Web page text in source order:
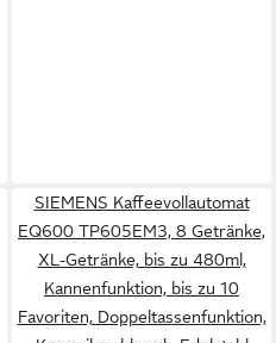
SIEMENS Kaffeevollautomat
EQ600 TP605EM3, 8 Getränke,
XL-Getränke, bis zu 480ml,
Kannenfunktion, bis zu 10
Favoriten, Doppeltassenfunktion,